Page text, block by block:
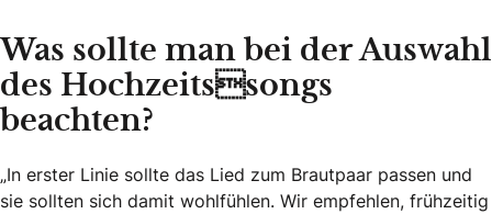
Was sollte man bei der Auswahl
des Hochzeitssongs
beachten?
„In erster Linie sollte das Lied zum Brautpaar passen und
sie sollten sich damit wohlfühlen. Wir empfehlen, frühzeitig